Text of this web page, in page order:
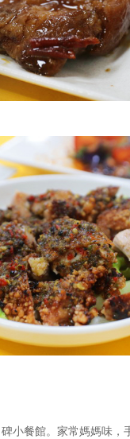
小餐館。家常媽媽味，